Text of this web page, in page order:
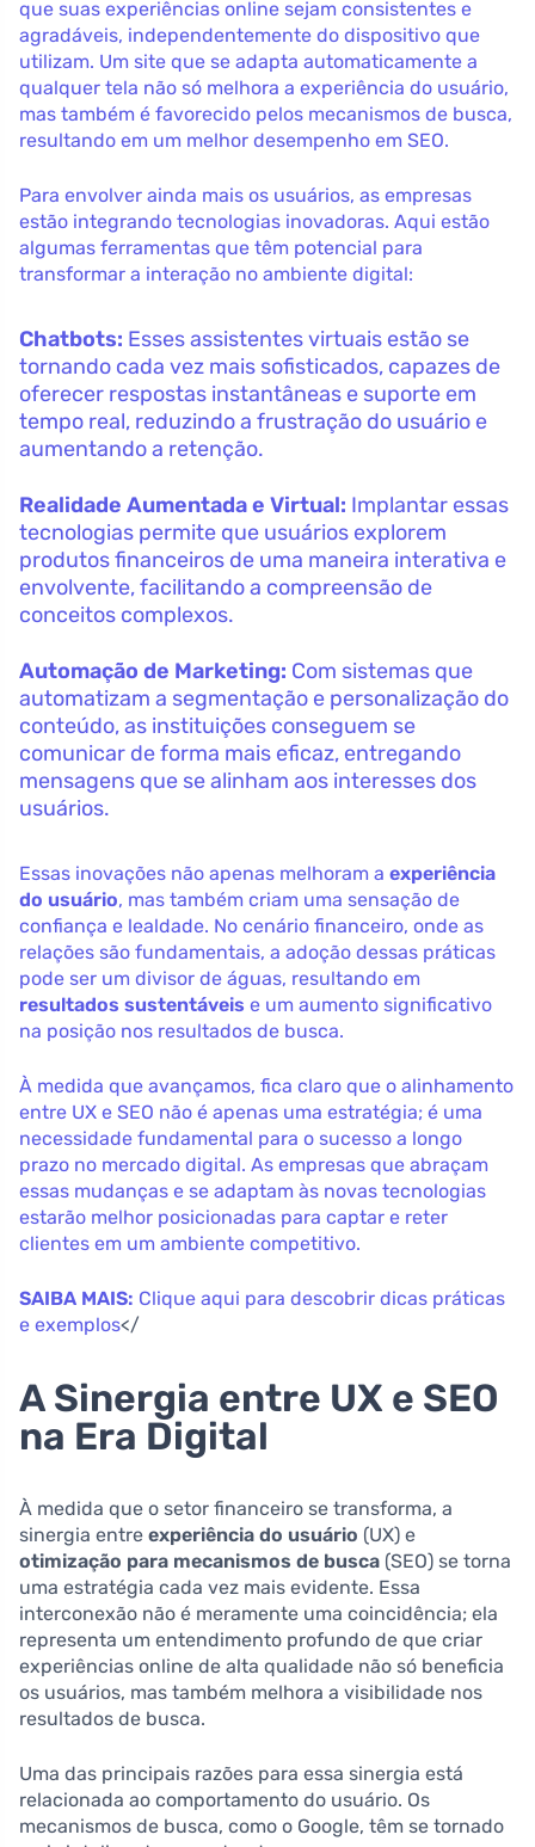
que suas experiências online sejam consistentes e
agradáveis, independentemente do dispositivo que
utilizam. Um site que se adapta automaticamente a
qualquer tela não só melhora a experiência do usuário,
mas também é favorecido pelos mecanismos de busca,
resultando em um melhor desempenho em SEO.
Para envolver ainda mais os usuários, as empresas
estão integrando tecnologias inovadoras. Aqui estão
algumas ferramentas que têm potencial para
transformar a interação no ambiente digital:
Chatbots: Esses assistentes virtuais estão se
tornando cada vez mais sofisticados, capazes de
oferecer respostas instantâneas e suporte em
tempo real, reduzindo a frustração do usuário e
aumentando a retenção.
Realidade Aumentada e Virtual: Implantar essas
tecnologias permite que usuários explorem
produtos financeiros de uma maneira interativa e
envolvente, facilitando a compreensão de
conceitos complexos.
Automação de Marketing: Com sistemas que
automatizam a segmentação e personalização do
conteúdo, as instituições conseguem se
comunicar de forma mais eficaz, entregando
mensagens que se alinham aos interesses dos
usuários.
Essas inovações não apenas melhoram a experiência
do usuário, mas também criam uma sensação de
confiança e lealdade. No cenário financeiro, onde as
relações são fundamentais, a adoção dessas práticas
pode ser um divisor de águas, resultando em
resultados sustentáveis e um aumento significativo
na posição nos resultados de busca.
À medida que avançamos, fica claro que o alinhamento
entre UX e SEO não é apenas uma estratégia; é uma
necessidade fundamental para o sucesso a longo
prazo no mercado digital. As empresas que abraçam
essas mudanças e se adaptam às novas tecnologias
estarão melhor posicionadas para captar e reter
clientes em um ambiente competitivo.
SAIBA MAIS: Clique aqui para descobrir dicas práticas
e exemplos</
A Sinergia entre UX e SEO
na Era Digital
À medida que o setor financeiro se transforma, a
sinergia entre experiência do usuário (UX) e
otimização para mecanismos de busca (SEO) se torna
uma estratégia cada vez mais evidente. Essa
interconexão não é meramente uma coincidência; ela
representa um entendimento profundo de que criar
experiências online de alta qualidade não só beneficia
os usuários, mas também melhora a visibilidade nos
resultados de busca.
Uma das principais razões para essa sinergia está
relacionada ao comportamento do usuário. Os
mecanismos de busca, como o Google, têm se tornado